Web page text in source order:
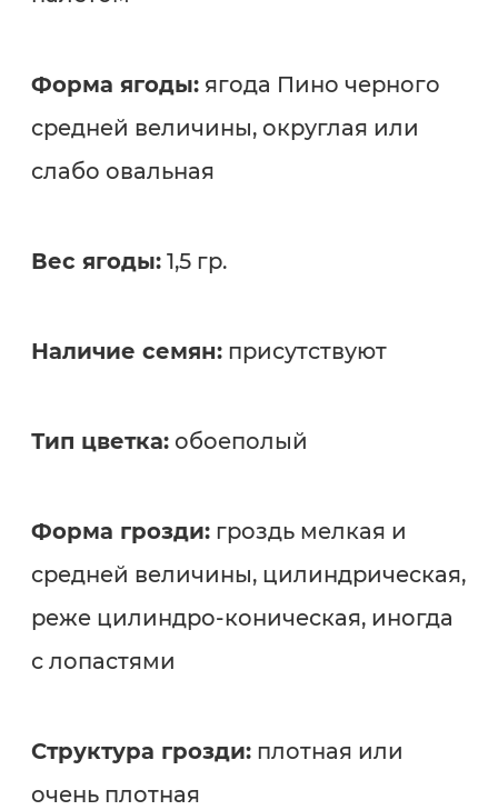
Форма ягоды:ягода Пино черного
средней величины, округлая или
слабо овальная
Вес ягоды:1,5 гр.
Наличие семян:присутствуют
Тип цветка:обоеполый
Форма грозди:гроздь мелкая и
средней величины, цилиндрическая,
реже цилиндро-коническая, иногда
с лопастями
Структура грозди:плотная или
очень плотная